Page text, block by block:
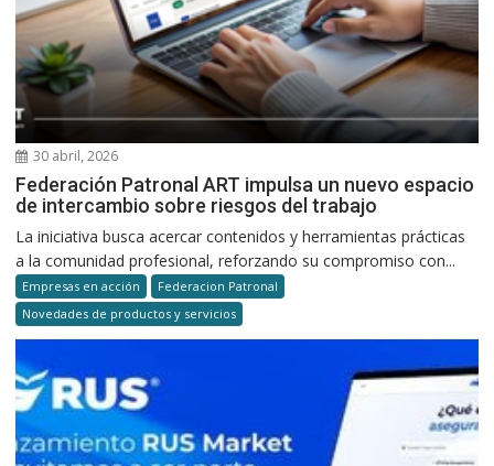
30 abril, 2026
Federación Patronal ART impulsa un nuevo espacio
de intercambio sobre riesgos del trabajo
La iniciativa busca acercar contenidos y herramientas prácticas
a la comunidad profesional, reforzando su compromiso con...
Empresas en acción
Federacion Patronal
Novedades de productos y servicios